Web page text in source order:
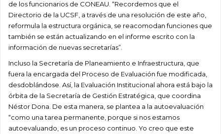
de los funcionarios de CONEAU. “Recordemos que el
Directorio de la UCSF, a través de una resolución de este año,
reformula la estructura orgánica, se reacomodan funciones que
también se están actualizando en el informe escrito con la
información de nuevas secretarías”.
Incluso la Secretaría de Planeamiento e Infraestructura, que
fuera la encargada del Proceso de Evaluación fue modificada,
desdoblándose. Así, la Evaluación Institucional ahora está bajo la
órbita de la Secretaría de Gestión Estratégica, que coordina
Néstor Dona. De esta manera, se plantea a la autoevaluación
“como una tarea permanente, porque si nos estamos
autoevaluando, es un proceso continuo. Yo creo que este